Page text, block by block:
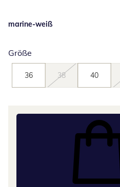
marine-weiß
Größe
36 38 40